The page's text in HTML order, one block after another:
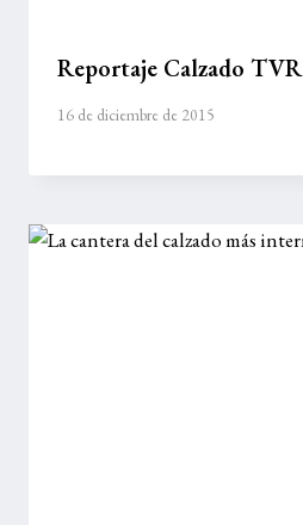
Reportaje Calzado TVR
16 de diciembre de 2015